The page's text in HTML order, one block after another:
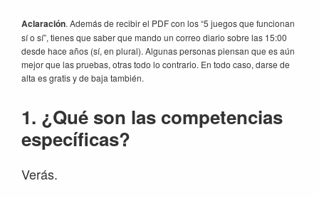
Aclaración. Además de recibir el PDF con los “5 juegos que funcionan
sí o sí”, tienes que saber que mando un correo diario sobre las 15:00
desde hace años (sí, en plural). Algunas personas piensan que es aún
mejor que las pruebas, otras todo lo contrario. En todo caso, darse de
alta es gratis y de baja también.
1. ¿Qué son las competencias
específicas?
Verás.